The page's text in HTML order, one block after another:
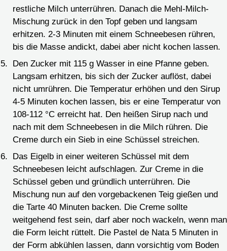
restliche Milch unterrühren. Danach die Mehl-Milch-
Mischung zurück in den Topf geben und langsam
erhitzen. 2-3 Minuten mit einem Schneebesen rühren,
bis die Masse andickt, dabei aber nicht kochen lassen.
Den Zucker mit 115 g Wasser in eine Pfanne geben.
Langsam erhitzen, bis sich der Zucker auflöst, dabei
nicht umrühren. Die Temperatur erhöhen und den Sirup
4-5 Minuten kochen lassen, bis er eine Temperatur von
108-112 °C erreicht hat. Den heißen Sirup nach und
nach mit dem Schneebesen in die Milch rühren. Die
Creme durch ein Sieb in eine Schüssel streichen.
Das Eigelb in einer weiteren Schüssel mit dem
Schneebesen leicht aufschlagen. Zur Creme in die
Schüssel geben und gründlich unterrühren. Die
Mischung nun auf den vorgebackenen Teig gießen und
die Tarte 40 Minuten backen. Die Creme sollte
weitgehend fest sein, darf aber noch wackeln, wenn man
die Form leicht rüttelt. Die Pastel de Nata 5 Minuten in
der Form abkühlen lassen, dann vorsichtig vom Boden